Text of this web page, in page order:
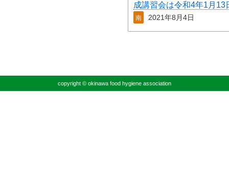
成講習会は令和4年1月
南 2021年8月4日
copyright © okinawa food hygiene association